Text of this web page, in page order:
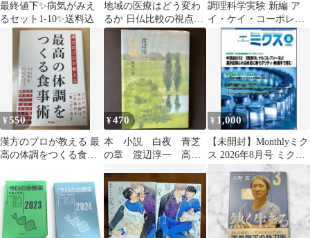
最終値下✨病気がみえ
るセット1-10✨送料込
地域の医療はどう変わ
るか 日仏比較の視点か
ら 医療関係の大学受
調理科学実験 新編 ア
イ・ケイ・コーポレー
ション
¥550
漢方のプロが教える 最
高の体調をつくる食事
¥470
本 小説 白夜 青芝
の章 渡辺淳一 高校
部 大学受験 参考資
料
¥ 1,000
【未開封】Monthlyミク
ス 2026年8月号 ミクス